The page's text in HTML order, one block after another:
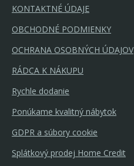
KONTAKTNÉ ÚDAJE
OBCHODNÉ PODMIENKY
OCHRANA OSOBNÝCH ÚDAJOV
RÁDCA K NÁKUPU
Rychle dodanie
Ponúkame kvalitný nábytok
GDPR a súbory cookie
Splátkový prodej Home Credit